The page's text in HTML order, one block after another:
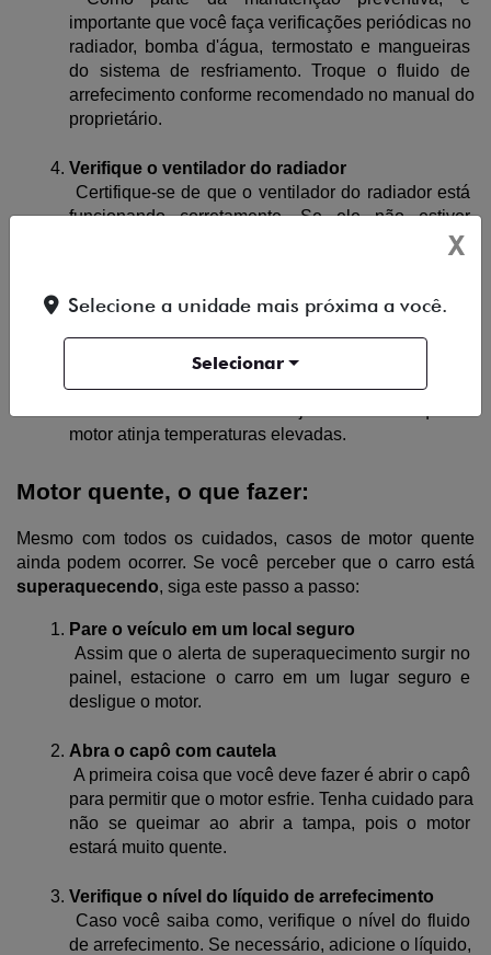
importante que você faça verificações periódicas no
radiador, bomba d'água, termostato e mangueiras
do sistema de resfriamento. Troque o fluido de
arrefecimento conforme recomendado no manual do
proprietário.
Verifique o ventilador do radiador
funcionando corretamente. Se ele não estiver
ligando quando necessário, o sistema de
Evite sobrecarregar o motor
situações de tráfego intenso, evite forçar o motor
motor atinja temperaturas elevadas.
Motor quente, o que fazer:
Mesmo com todos os cuidados, casos de motor quente
superaquecendo, siga este passo a passo:
Pare o veículo em um local seguro
painel, estacione o carro em um lugar seguro e
desligue o motor.
Abra o capô com cautela
para permitir que o motor esfrie. Tenha cuidado para
não se queimar ao abrir a tampa, pois o motor
estará muito quente.
Verifique o nível do líquido de arrefecimento
de arrefecimento. Se necessário, adicione o líquido,
X
Selecione a unidade mais próxima a você.
Selecionar